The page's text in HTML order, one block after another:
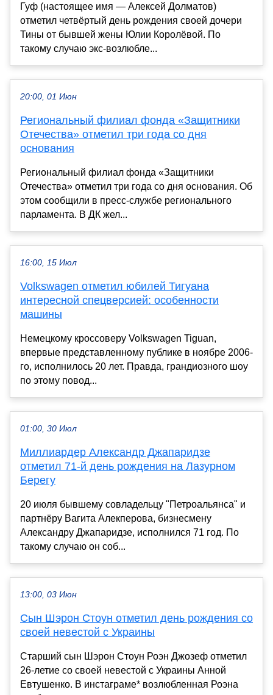
Гуф (настоящее имя — Алексей Долматов)
отметил четвёртый день рождения своей дочери
Тины от бывшей жены Юлии Королёвой. По
такому случаю экс-возлюбле...
20:00, 01 Июн
Региональный филиал фонда «Защитники
Отечества» отметил три года со дня
основания
Региональный филиал фонда «Защитники
Отечества» отметил три года со дня основания. Об
этом сообщили в пресс-службе регионального
парламента. В ДК жел...
16:00, 15 Июл
Volkswagen отметил юбилей Тигуана
интересной спецверсией: особенности
машины
Немецкому кроссоверу Volkswagen Tiguan,
впервые представленному публике в ноябре 2006-
го, исполнилось 20 лет. Правда, грандиозного шоу
по этому повод...
01:00, 30 Июл
Миллиардер Александр Джапаридзе
отметил 71-й день рождения на Лазурном
Берегу
20 июля бывшему совладельцу "Петроальянса" и
партнёру Вагита Алекперова, бизнесмену
Александру Джапаридзе, исполнился 71 год. По
такому случаю он соб...
13:00, 03 Июн
Сын Шэрон Стоун отметил день рождения со
своей невестой с Украины
Старший сын Шэрон Стоун Роэн Джозеф отметил
26-летие со своей невестой с Украины Анной
Евтушенко. В инстаграме* возлюбленная Роэна